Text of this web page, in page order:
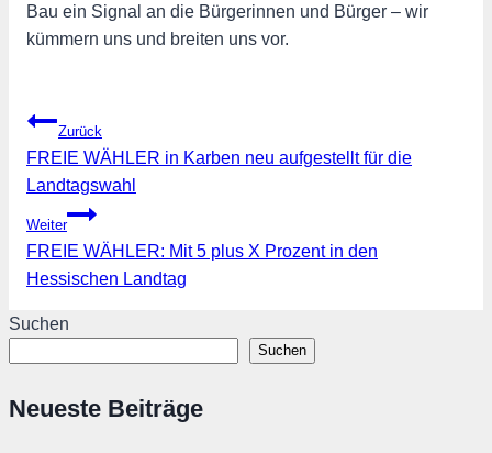
Bau ein Signal an die Bürgerinnen und Bürger – wir
kümmern uns und breiten uns vor.
Beitragsnavigation
Zurück
FREIE WÄHLER in Karben neu aufgestellt für die
Landtagswahl
Weiter
FREIE WÄHLER: Mit 5 plus X Prozent in den
Hessischen Landtag
Suchen
Suchen
Neueste Beiträge